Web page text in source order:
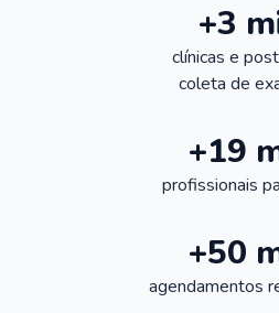
+3
clínicas e
coleta de
+19
profissionais
+50
agendamentos